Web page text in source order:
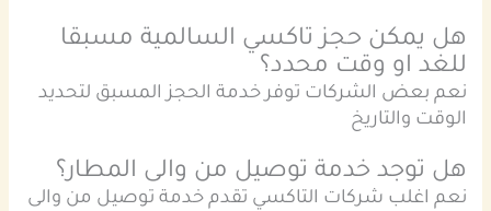
هل يمكن حجز تاكسي السالمية مسبقا
للغد او وقت محدد؟
نعم بعض الشركات توفر خدمة الحجز المسبق لتحديد
الوقت والتاريخ
هل توجد خدمة توصيل من والى المطار؟
نعم اغلب شركات التاكسي تقدم خدمة توصيل من والى